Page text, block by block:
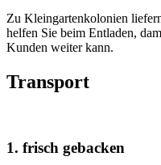
Zu Kleingartenkolonien
helfen Sie beim Entladen,
Kunden weiter kann.
Transport
1. frisch gebacken